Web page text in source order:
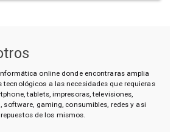
online donde encontraras amplia
tecnológicos a las necesidades que requieras
tablets, impresoras, televisiones,
software, gaming, consumibles, redes y asi
de los mismos.